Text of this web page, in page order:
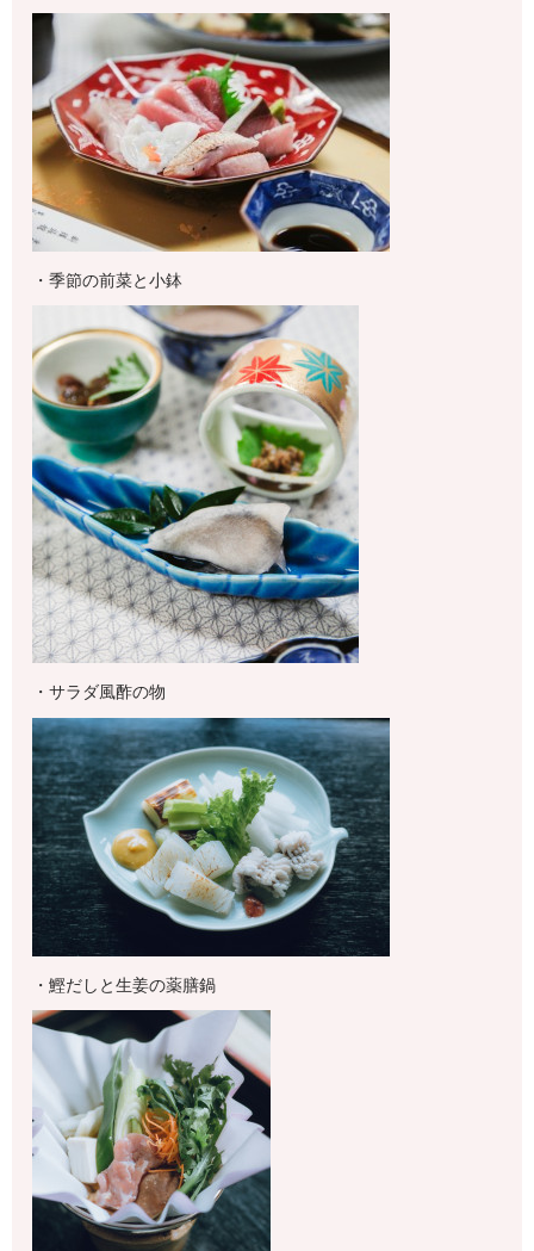
・季節の前菜と小鉢
・サラダ風酢の物
・鰹だしと生姜の薬膳鍋